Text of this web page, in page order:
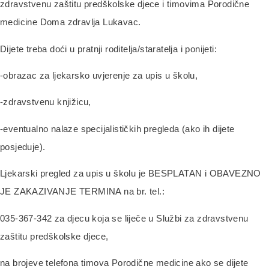
zdravstvenu zaštitu predškolske djece i timovima Porodične
medicine Doma zdravlja Lukavac.
Dijete treba doći u pratnji roditelja/staratelja i ponijeti:
-obrazac za ljekarsko uvjerenje za upis u školu,
-zdravstvenu knjižicu,
-eventualno nalaze specijalističkih pregleda (ako ih dijete
posjeduje).
Ljekarski pregled za upis u školu je BESPLATAN i OBAVEZNO
JE ZAKAZIVANJE TERMINA na br. tel.:
035-367-342 za djecu koja se liječe u Službi za zdravstvenu
zaštitu predškolske djece,
na brojeve telefona timova Porodične medicine ako se dijete